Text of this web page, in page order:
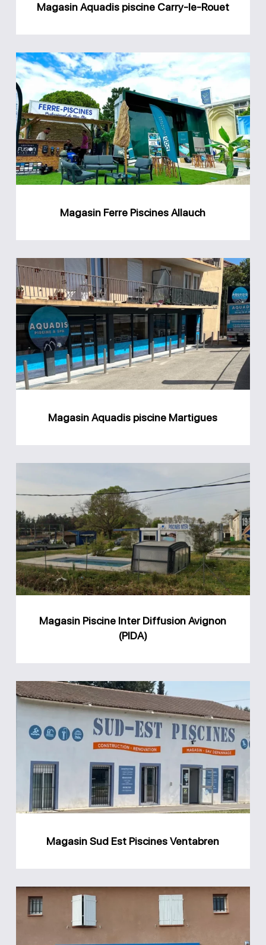
Magasin Aquadis piscine Carry-le-Rouet
Magasin
Ferre
Piscines
Allauch
Magasin Ferre Piscines Allauch
Magasin
Aquadis
piscine
Martigues
Magasin Aquadis piscine Martigues
Piscine
Inter
Diffusion
Avignon
(PIDA)
Magasin Piscine Inter Diffusion Avignon
(PIDA)
Magasin
Sud
Est
Piscines
Ventabren
Magasin Sud Est Piscines Ventabren
Magasin